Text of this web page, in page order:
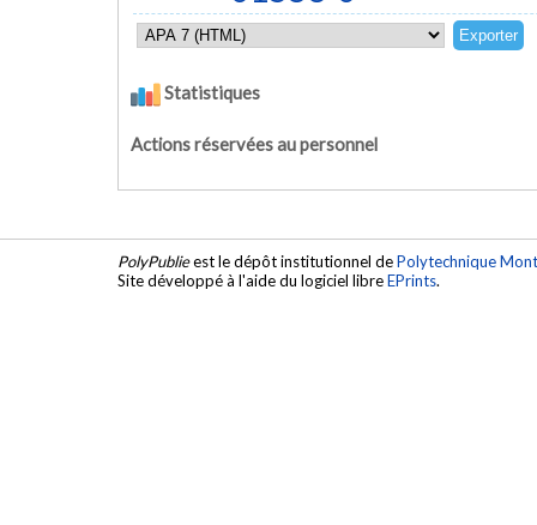
Statistiques
Actions réservées au personnel
PolyPublieest le dépôt institutionnel dePolytechnique
Site développé à l'aide du logiciel libreEPrints.